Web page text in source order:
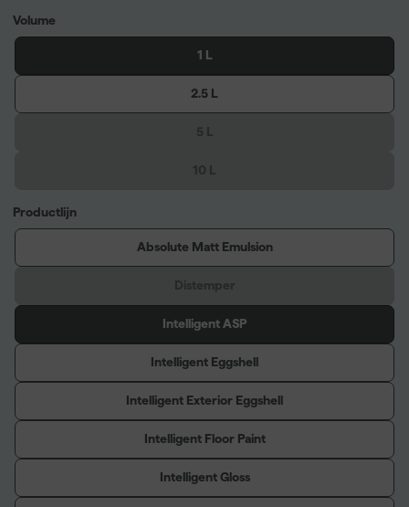
Volume
1 L
2.5 L
Productlijn
Absolute Matt Emulsion
Intelligent ASP
Intelligent Eggshell
Intelligent Exterior Eggshell
Intelligent Floor Paint
Intelligent Gloss